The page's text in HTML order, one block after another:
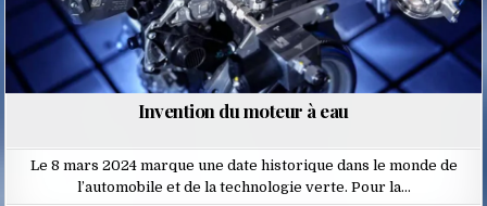
Invention du moteur à eau
Le 8 mars 2024 marque une date historique dans le monde de
l’automobile et de la technologie verte. Pour la…